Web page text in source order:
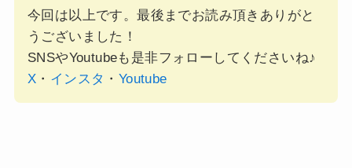
今回は以上です。最後までお読み頂きありがと
うございました！
SNSやYoutubeも是非フォローしてくださいね♪
X ・ インスタ ・ Youtube